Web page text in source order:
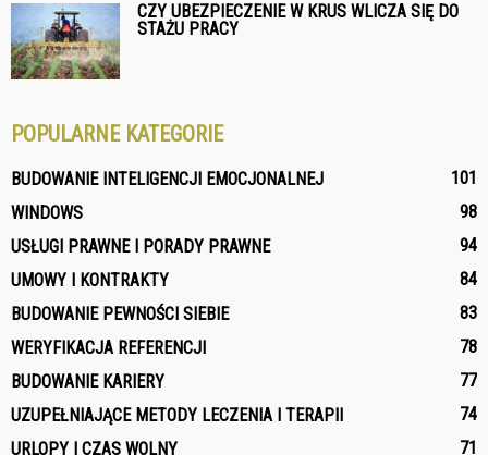
CZY UBEZPIECZENIE W KRUS WLICZA SIĘ DO
STAŻU PRACY
POPULARNE KATEGORIE
BUDOWANIE INTELIGENCJI EMOCJONALNEJ
101
WINDOWS
98
USŁUGI PRAWNE I PORADY PRAWNE
94
UMOWY I KONTRAKTY
84
BUDOWANIE PEWNOŚCI SIEBIE
83
WERYFIKACJA REFERENCJI
78
BUDOWANIE KARIERY
77
UZUPEŁNIAJĄCE METODY LECZENIA I TERAPII
74
URLOPY I CZAS WOLNY
71